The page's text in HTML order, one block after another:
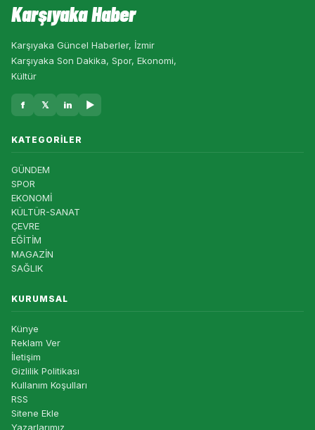
Karşıyaka Haber
Karşıyaka Güncel Haberler, İzmir
Karşıyaka Son Dakika, Spor, Ekonomi,
Kültür
f 𝕏 in ▶
KATEGORILER
GÜNDEM
SPOR
EKONOMİ
KÜLTÜR-SANAT
ÇEVRE
EĞİTİM
MAGAZİN
SAĞLIK
KURUMSAL
Künye
Reklam Ver
İletişim
Gizlilik Politikası
Kullanım Koşulları
RSS
Sitene Ekle
Yazarlarımız